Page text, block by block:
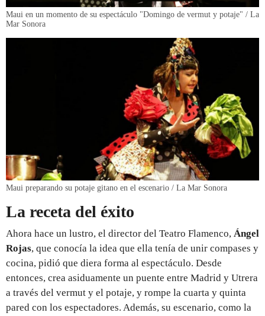
Maui en un momento de su espectáculo "Domingo de vermut y potaje" / La
Mar Sonora
Maui preparando su potaje gitano en el escenario / La Mar Sonora
La receta del éxito
Ahora hace un lustro, el director del Teatro Flamenco, Ángel
Rojas, que conocía la idea que ella tenía de unir compases y
cocina, pidió que diera forma al espectáculo. Desde
entonces, crea asiduamente un puente entre Madrid y Utrera
a través del vermut y el potaje, y rompe la cuarta y quinta
pared con los espectadores. Además, su escenario, como la